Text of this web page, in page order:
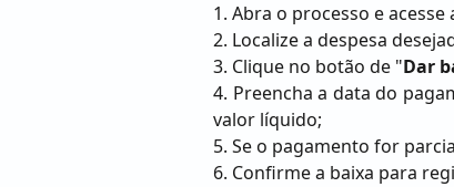
1. Abra o processo e acesse
2. Localize a despesa
3. Clique no botão de "Dar
4. Preencha a data do
valor líquido;
5. Se o pagamento for
6. Confirme a baixa para